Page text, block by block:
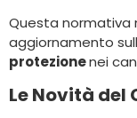
Questa normativa
aggiornamento
protezionenei
Le Novità del